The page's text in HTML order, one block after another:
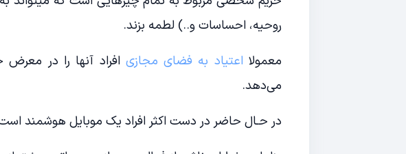
روحیه، احساسات و..) لطمه بزند.
معمولا اعتیاد به فضای مجازی افراد آنها را در
می‌دهد.
در حـال حاضر در دست اکثر افراد یک موبایل هوشمند